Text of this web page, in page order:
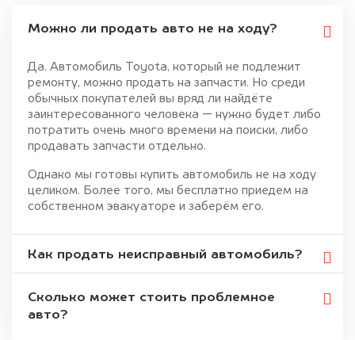
Можно ли продать авто не на ходу?
Да. Автомобиль Toyota, который не подлежит
ремонту, можно продать на запчасти. Но среди
обычных покупателей вы вряд ли найдёте
заинтересованного человека — нужно будет либо
потратить очень много времени на поиски, либо
продавать запчасти отдельно.
Однако мы готовы купить автомобиль не на ходу
целиком. Более того, мы бесплатно приедем на
собственном эвакуаторе и заберём его.
Как продать неисправный автомобиль?
Сколько может стоить проблемное
авто?